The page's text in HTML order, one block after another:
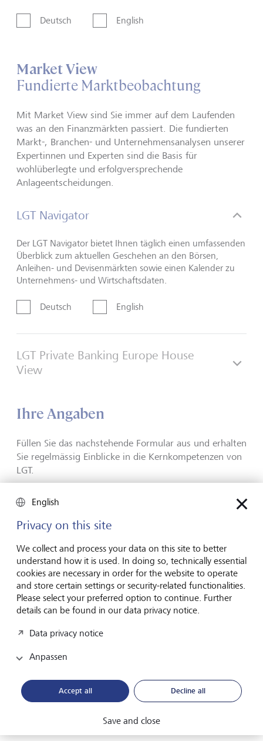
Deutsch English
Market View
Fundierte Marktbeobachtung
Mit Market View sind Sie immer auf dem Laufenden
was an den Finanzmärkten passiert. Die fundierten
Markt-, Branchen- und Unternehmensanalysen unserer
Expertinnen und Experten sind die Basis für
wohlüberlegte und erfolgversprechende
Anlageentscheidungen.
LGT Navigator
Der LGT Navigator bietet Ihnen täglich einen umfassenden
Überblick zum aktuellen Geschehen an den Börsen,
Anleihen- und Devisenmärkten sowie einen Kalender zu
Unternehmens- und Wirtschaftsdaten.
Deutsch English
LGT Private Banking Europe House
View
Ihre Angaben
Füllen Sie das nachstehende Formular aus und erhalten
Sie regelmässig Einblicke in die Kernkompetenzen von
LGT.
Anrede *
Vorname *
Nachname *
Ich habe dieEinverständniserklärunggelesen und
English
Privacy on this site
We collect and process your data on this site to better
understand how it is used. In doing so, technically essential
cookies are necessary in order for the website to operate
and store certain settings or security-related functionalities.
Please select your preferred option to continue. Further
details can be found in our data privacy notice.
Data privacy notice
Anpassen
Accept all Decline all
Save and close